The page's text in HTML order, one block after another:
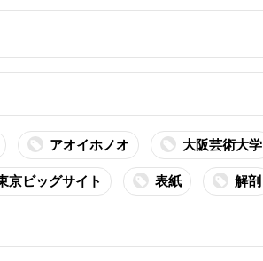
アオイホノオ 大阪芸術大学
京ビッグサイト 表紙 解剖